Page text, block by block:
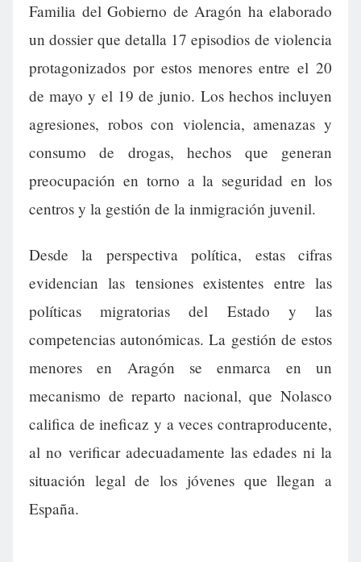
Familia del Gobierno de Aragón ha elaborado
un dossier que detalla 17 episodios de violencia
protagonizados por estos menores entre el 20
de mayo y el 19 de junio. Los hechos incluyen
agresiones, robos con violencia, amenazas y
consumo de drogas, hechos que generan
preocupación en torno a la seguridad en los
centros y la gestión de la inmigración juvenil.
Desde la perspectiva política, estas cifras
evidencian las tensiones existentes entre las
políticas migratorias del Estado y las
competencias autonómicas. La gestión de estos
menores en Aragón se enmarca en un
mecanismo de reparto nacional, que Nolasco
califica de ineficaz y a veces contraproducente,
al no verificar adecuadamente las edades ni la
situación legal de los jóvenes que llegan a
España.